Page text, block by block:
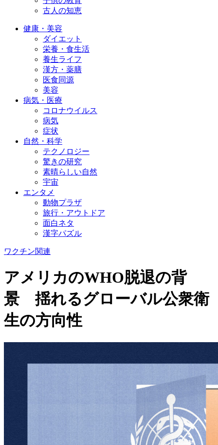
古人の知恵
健康・美容
ダイエット
栄養・食生活
養生ライフ
漢方・薬膳
医食同源
美容
病気・医療
コロナウイルス
病気
症状
自然・科学
テクノロジー
驚きの研究
素晴らしい自然
宇宙
エンタメ
動物プラザ
旅行・アウトドア
面白ネタ
漢字パズル
ワクチン関連
アメリカのWHO脱退の背
景 揺れるグローバル公衆衛
生の方向性